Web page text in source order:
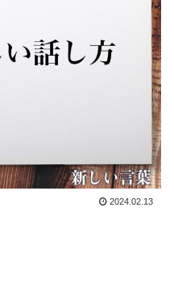
2024.02.13